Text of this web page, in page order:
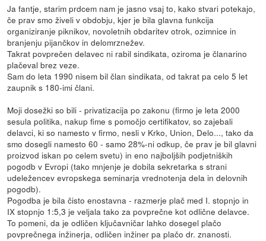
Ja fantje, starim prdcem nam je jasno vsaj to, kako stvari potekajo,
če prav smo živeli v obdobju, kjer je bila glavna funkcija
organiziranje piknikov, novoletnih obdaritev otrok, ozimnice in
branjenju pijančkov in delomrznežev.
Takrat povprečen delavec ni rabil sindikata, oziroma je članarino
plačeval brez veze.
Sam do leta 1990 nisem bil član sindikata, od takrat pa celo 5 let
zaupnik s 180-imi člani.
Moji dosežki so bili - privatizacija po zakonu (firmo je leta 2000
sesula politika, nakup fime s pomočjo certifikatov, so zajebali
delavci, ki so namesto v firmo, nesli v Krko, Union, Delo..., tako da
smo dosegli namesto 60 - samo 28%-ni odkup, če prav je bil glavni
proizvod iskan po celem svetu) in eno najboljših podjetniških
pogodb v Evropi (tako mnjenje je dobila sekretarka s strani
udeležencev evropskega seminarja vrednotenja dela in delovnih
pogodb).
Pogodba je bila čisto enostavna - razmerje plač med I. stopnjo in
IX stopnjo 1:5,3 je veljala tako za povprečne kot odlične delavce.
To pomeni, da je odličen ključavničar lahko dosegel plačo
povprečnega inžinerja, odličen inžiner pa plačo dr. znanosti.